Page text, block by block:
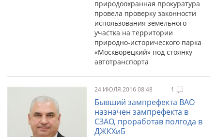
природоохранная прокуратура
провела проверку законности
использования земельного
участка на территории
природно-исторического парка
«Москворецкий» под стоянку
автотранспорта
24 ИЮЛЯ 2016 08:48 1
Бывший зампрефекта ВАО
назначен зампрефекта в
СЗАО, проработав полгода в
ДЖКХиБ